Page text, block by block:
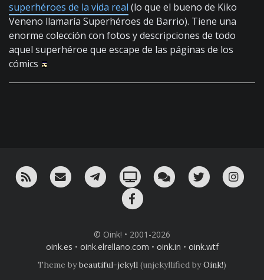
superhéroes de la vida real (lo que el bueno de Kiko
Veneno llamaría Superhéroes de Barrio). Tiene una
enorme colección con fotos y descripciones de todo
aquel superhéroe que escape de las páginas de los
cómics
RSS ¡Mándame un email!¡Nuestro canal en Telegram!
Oink! TV Charla con nosotros
Twitter
© Oink! • 2001-2026
oink.es • oink.elrellano.com • oink.in • oink.wtf
Theme bybeautiful-jekyll (unjekyllified byOink!)